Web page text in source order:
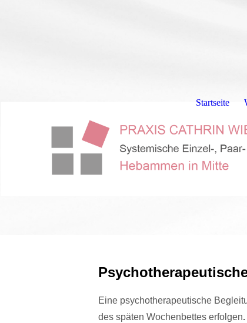
Eine psychotherapeutische
des späten Wochenbettes erfolgen.
Startseite